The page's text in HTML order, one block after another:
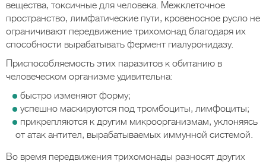
вещества, токсичные для человека. Межклеточное
пространство, лимфатические пути, кровеносное русло не
ограничивают передвижение трихомонад благодаря их
способности вырабатывать фермент гиалуронидазу.
Приспособляемость этих паразитов к обитанию в
человеческом организме удивительна:
быстро изменяют форму;
успешно маскируются под тромбоциты, лимфоциты;
прикрепляются к другим микроорганизмам, уклоняясь
от атак антител, вырабатываемых иммунной системой.
Во время передвижения трихомонады разносят других